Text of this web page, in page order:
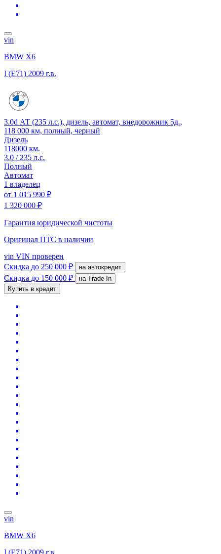
vin
BMW X6
I (E71) 2009 г.в.
3.0d АТ (235 л.с.), дизель, автомат, внедорожник 5д.,
118 000 км, полный, черный
Дизель
118000 км.
3.0 / 235 л.с.
Полный
Автомат
1 владелец
от 1 015 990 ₽
1 320 000 ₽
Гарантия юридической чистоты
Оригинал ПТС в наличии
vin VIN проверен
Скидка до 250 000 ₽ на автокредит
Скидка до 150 000 ₽
на Trade-In
Купить в кредит
vin
BMW X6
I (E71) 2009 г.в.